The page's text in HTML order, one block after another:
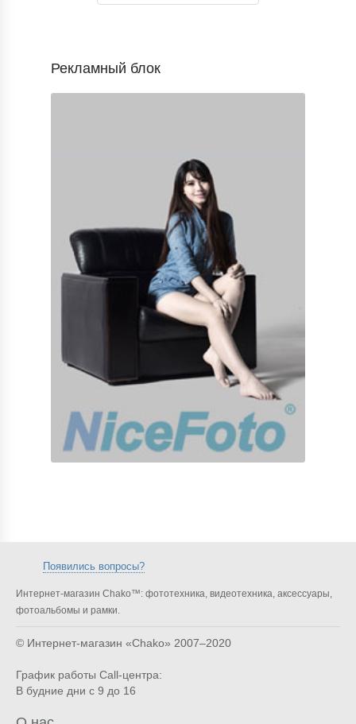
Рекламный блок
Появились вопросы?
Интернет-магазин Chako™: фототехника, видеотехника, аксессуары,
фотоальбомы и рамки.
© Интернет-магазин «Chako» 2007–2020
График работы Call-центра:
В будние дни с 9 до 16